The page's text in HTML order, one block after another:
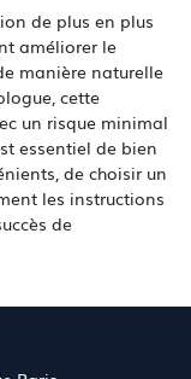
de plus en plus
améliorer le
manière naturelle
cette
un risque minimal
essentiel de bien
de choisir un
les instructions
de